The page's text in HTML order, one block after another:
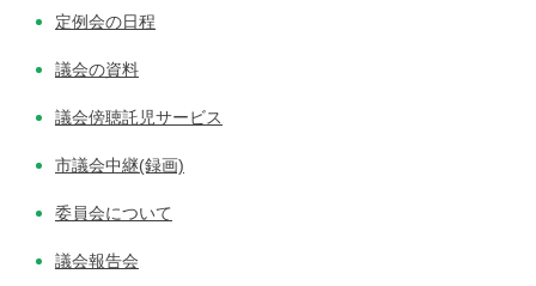
定例会の日程
議会の資料
議会傍聴託児サービス
市議会中継(録画)
委員会について
議会報告会